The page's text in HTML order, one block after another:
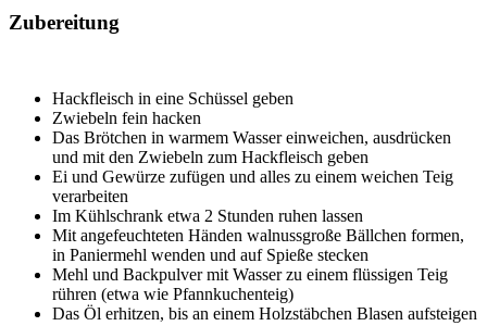
Zubereitung
Hackfleisch in eine Schüssel geben
Zwiebeln fein hacken
Das Brötchen in warmem Wasser einweichen, ausdrücken
und mit den Zwiebeln zum Hackfleisch geben
Ei und Gewürze zufügen und alles zu einem weichen Teig
verarbeiten
Im Kühlschrank etwa 2 Stunden ruhen lassen
Mit angefeuchteten Händen walnussgroße Bällchen formen,
in Paniermehl wenden und auf Spieße stecken
Mehl und Backpulver mit Wasser zu einem flüssigen Teig
rühren (etwa wie Pfannkuchenteig)
Das Öl erhitzen, bis an einem Holzstäbchen Blasen aufsteigen